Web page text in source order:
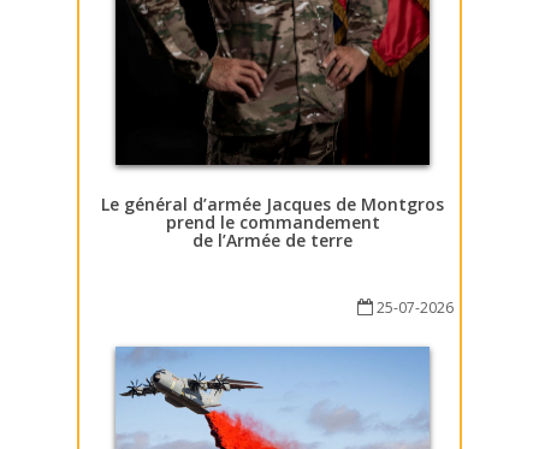
Le général d’armée Jacques de Montgros
prend le commandement
de l’Armée de terre
25-07-2026